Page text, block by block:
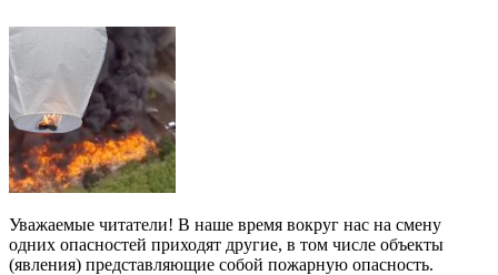
Уважаемые читатели! В наше время вокруг нас на смену
одних опасностей приходят другие, в том числе объекты
(явления) представляющие собой пожарную опасность.